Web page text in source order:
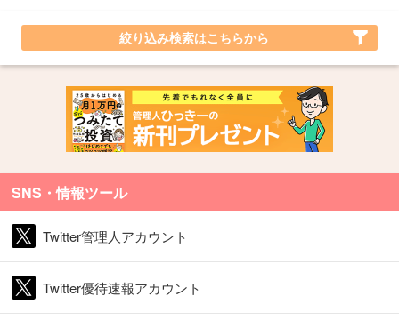
絞り込み検索はこちらから
SNS・情報ツール
Twitter管理人アカウント
Twitter優待速報アカウント